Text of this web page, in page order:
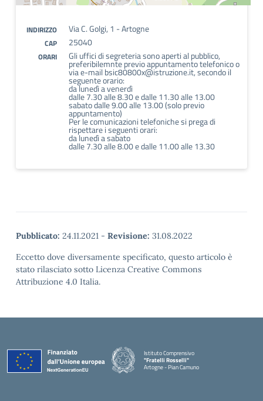
INDIRIZZO Via C. Golgi, 1 - Artogne
CAP 25040
ORARI Gli uffici di segreteria sono aperti al pubblico,
preferibilemnte previo appuntamento telefonico o
via e-mail bsic80800x@istruzione.it, secondo il
seguente orario:
da lunedì a venerdì
dalle 7.30 alle 8.30 e dalle 11.30 alle 13.00
sabato dalle 9.00 alle 13.00 (solo previo
appuntamento)
Per le comunicazioni telefoniche si prega di
rispettare i seguenti orari:
da lunedì a sabato
dalle 7.30 alle 8.00 e dalle 11.00 alle 13.30
Pubblicato: 24.11.2021 - Revisione: 31.08.2022
Eccetto dove diversamente specificato, questo articolo è
stato rilasciato sotto Licenza Creative Commons
Attribuzione 4.0 Italia.
Istituto Comprensivo
"Fratelli Rosselli"
Artogne - Pian Camuno
— Visita la pagina iniziale della scuola